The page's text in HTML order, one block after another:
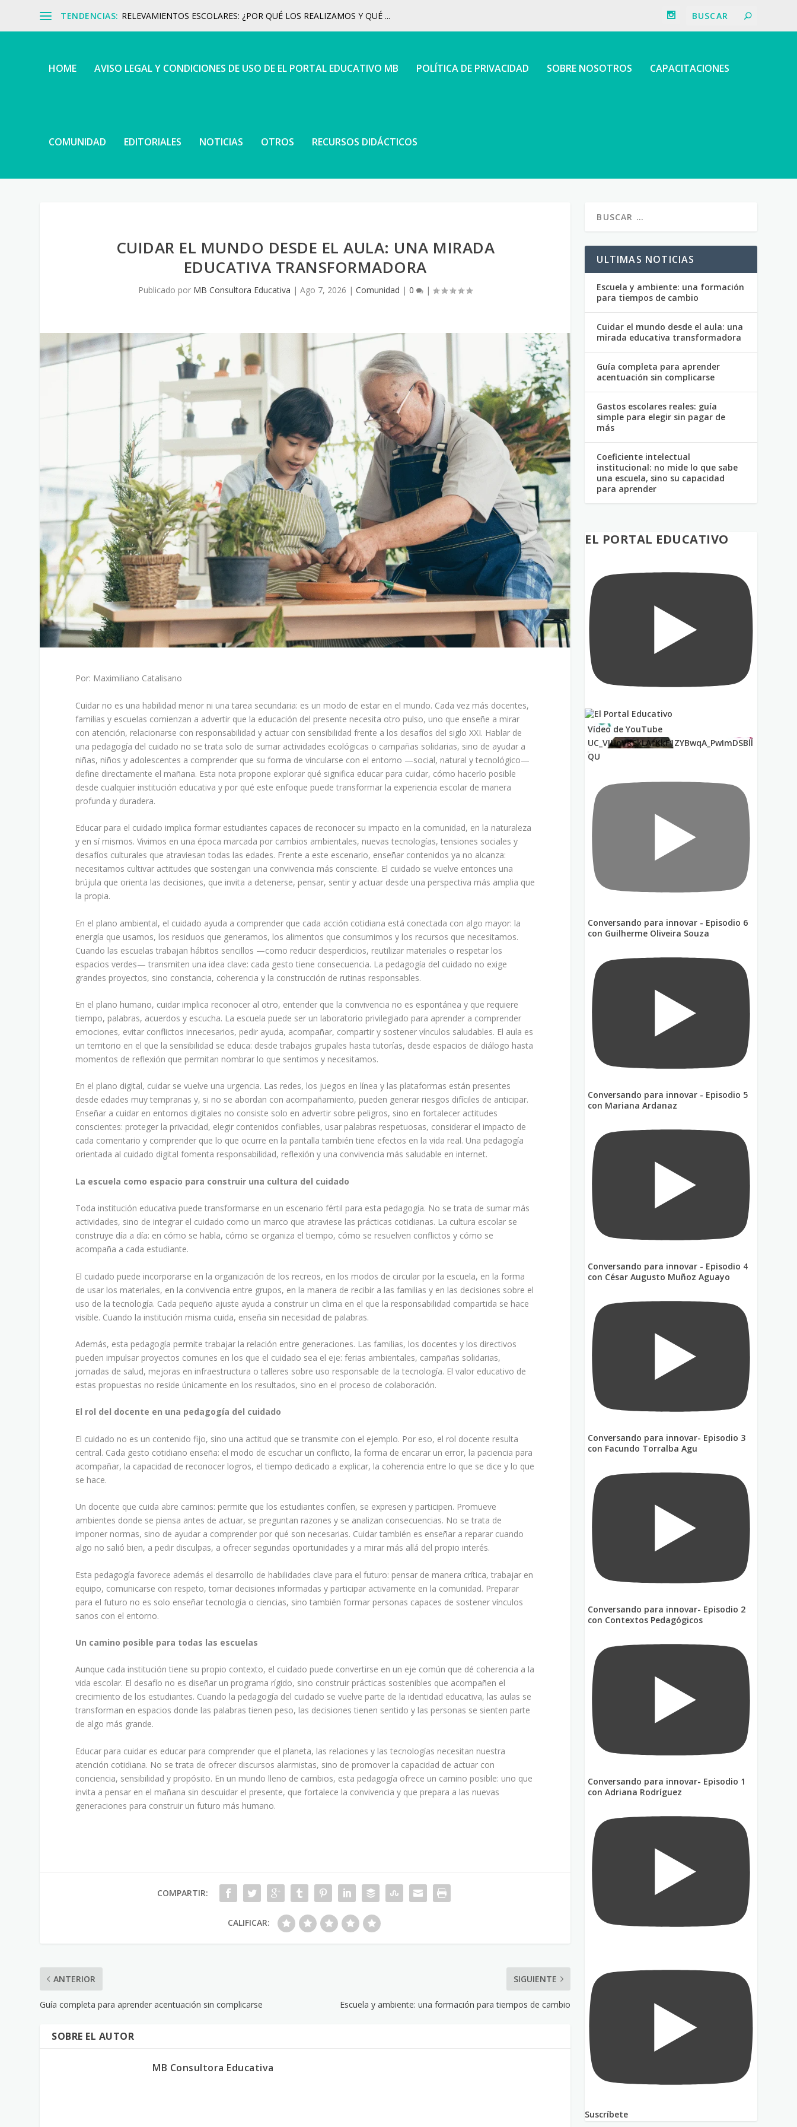
TENDENCIAS: RELEVAMIENTOS ESCOLARES: ¿POR QUÉ LOS REALIZAMOS Y QUÉ ...
HOME AVISO LEGAL Y CONDICIONES DE USO DE EL PORTAL EDUCATIVO MB POLÍTICA DE PRIVACIDAD SOBRE NOSOTROS CAPACITACIONES
COMUNIDAD EDITORIALES NOTICIAS OTROS RECURSOS DIDÁCTICOS
CUIDAR EL MUNDO DESDE EL AULA: UNA MIRADA
EDUCATIVA TRANSFORMADORA
Publicado por MB Consultora Educativa |Ago 7, 2026 |Comunidad |0 |
Por: Maximiliano Catalisano
Cuidar no es una habilidad menor ni una tarea secundaria: es un modo de estar en el mundo. Cada vez más docentes,
familias y escuelas comienzan a advertir que la educación del presente necesita otro pulso, uno que enseñe a mirar
con atención, relacionarse con responsabilidad y actuar con sensibilidad frente a los desafíos del siglo XXI. Hablar de
una pedagogía del cuidado no se trata solo de sumar actividades ecológicas o campañas solidarias, sino de ayudar a
niñas, niños y adolescentes a comprender que su forma de vincularse con el entorno —social, natural y tecnológico—
define directamente el mañana. Esta nota propone explorar qué significa educar para cuidar, cómo hacerlo posible
desde cualquier institución educativa y por qué este enfoque puede transformar la experiencia escolar de manera
profunda y duradera.
Educar para el cuidado implica formar estudiantes capaces de reconocer su impacto en la comunidad, en la naturaleza
y en sí mismos. Vivimos en una época marcada por cambios ambientales, nuevas tecnologías, tensiones sociales y
desafíos culturales que atraviesan todas las edades. Frente a este escenario, enseñar contenidos ya no alcanza:
necesitamos cultivar actitudes que sostengan una convivencia más consciente. El cuidado se vuelve entonces una
brújula que orienta las decisiones, que invita a detenerse, pensar, sentir y actuar desde una perspectiva más amplia que
la propia.
En el plano ambiental, el cuidado ayuda a comprender que cada acción cotidiana está conectada con algo mayor: la
energía que usamos, los residuos que generamos, los alimentos que consumimos y los recursos que necesitamos.
Cuando las escuelas trabajan hábitos sencillos —como reducir desperdicios, reutilizar materiales o respetar los
espacios verdes— transmiten una idea clave: cada gesto tiene consecuencia. La pedagogía del cuidado no exige
grandes proyectos, sino constancia, coherencia y la construcción de rutinas responsables.
En el plano humano, cuidar implica reconocer al otro, entender que la convivencia no es espontánea y que requiere
tiempo, palabras, acuerdos y escucha. La escuela puede ser un laboratorio privilegiado para aprender a comprender
emociones, evitar conflictos innecesarios, pedir ayuda, acompañar, compartir y sostener vínculos saludables. El aula es
un territorio en el que la sensibilidad se educa: desde trabajos grupales hasta tutorías, desde espacios de diálogo hasta
momentos de reflexión que permitan nombrar lo que sentimos y necesitamos.
En el plano digital, cuidar se vuelve una urgencia. Las redes, los juegos en línea y las plataformas están presentes
desde edades muy tempranas y, si no se abordan con acompañamiento, pueden generar riesgos difíciles de anticipar.
Enseñar a cuidar en entornos digitales no consiste solo en advertir sobre peligros, sino en fortalecer actitudes
conscientes: proteger la privacidad, elegir contenidos confiables, usar palabras respetuosas, considerar el impacto de
cada comentario y comprender que lo que ocurre en la pantalla también tiene efectos en la vida real. Una pedagogía
orientada al cuidado digital fomenta responsabilidad, reflexión y una convivencia más saludable en internet.
La escuela como espacio para construir una cultura del cuidado
Toda institución educativa puede transformarse en un escenario fértil para esta pedagogía. No se trata de sumar más
actividades, sino de integrar el cuidado como un marco que atraviese las prácticas cotidianas. La cultura escolar se
construye día a día: en cómo se habla, cómo se organiza el tiempo, cómo se resuelven conflictos y cómo se
acompaña a cada estudiante.
El cuidado puede incorporarse en la organización de los recreos, en los modos de circular por la escuela, en la forma
de usar los materiales, en la convivencia entre grupos, en la manera de recibir a las familias y en las decisiones sobre el
uso de la tecnología. Cada pequeño ajuste ayuda a construir un clima en el que la responsabilidad compartida se hace
visible. Cuando la institución misma cuida, enseña sin necesidad de palabras.
Además, esta pedagogía permite trabajar la relación entre generaciones. Las familias, los docentes y los directivos
pueden impulsar proyectos comunes en los que el cuidado sea el eje: ferias ambientales, campañas solidarias,
jornadas de salud, mejoras en infraestructura o talleres sobre uso responsable de la tecnología. El valor educativo de
estas propuestas no reside únicamente en los resultados, sino en el proceso de colaboración.
El rol del docente en una pedagogía del cuidado
El cuidado no es un contenido fijo, sino una actitud que se transmite con el ejemplo. Por eso, el rol docente resulta
central. Cada gesto cotidiano enseña: el modo de escuchar un conflicto, la forma de encarar un error, la paciencia para
acompañar, la capacidad de reconocer logros, el tiempo dedicado a explicar, la coherencia entre lo que se dice y lo que
se hace.
Un docente que cuida abre caminos: permite que los estudiantes confíen, se expresen y participen. Promueve
ambientes donde se piensa antes de actuar, se preguntan razones y se analizan consecuencias. No se trata de
imponer normas, sino de ayudar a comprender por qué son necesarias. Cuidar también es enseñar a reparar cuando
algo no salió bien, a pedir disculpas, a ofrecer segundas oportunidades y a mirar más allá del propio interés.
Esta pedagogía favorece además el desarrollo de habilidades clave para el futuro: pensar de manera crítica, trabajar en
equipo, comunicarse con respeto, tomar decisiones informadas y participar activamente en la comunidad. Preparar
para el futuro no es solo enseñar tecnología o ciencias, sino también formar personas capaces de sostener vínculos
sanos con el entorno.
Un camino posible para todas las escuelas
Aunque cada institución tiene su propio contexto, el cuidado puede convertirse en un eje común que dé coherencia a la
vida escolar. El desafío no es diseñar un programa rígido, sino construir prácticas sostenibles que acompañen el
crecimiento de los estudiantes. Cuando la pedagogía del cuidado se vuelve parte de la identidad educativa, las aulas se
transforman en espacios donde las palabras tienen peso, las decisiones tienen sentido y las personas se sienten parte
de algo más grande.
Educar para cuidar es educar para comprender que el planeta, las relaciones y las tecnologías necesitan nuestra
atención cotidiana. No se trata de ofrecer discursos alarmistas, sino de promover la capacidad de actuar con
conciencia, sensibilidad y propósito. En un mundo lleno de cambios, esta pedagogía ofrece un camino posible: uno que
invita a pensar en el mañana sin descuidar el presente, que fortalece la convivencia y que prepara a las nuevas
generaciones para construir un futuro más humano.
COMPARTIR:
CALIFICAR:
ANTERIOR
Guía completa para aprender acentuación sin complicarse
SIGUIENTE
Escuela y ambiente: una formación para tiempos de cambio
SOBRE EL AUTOR
MB Consultora Educativa
ULTIMAS NOTICIAS
Escuela y ambiente: una formación
para tiempos de cambio
Cuidar el mundo desde el aula: una
mirada educativa transformadora
Guía completa para aprender
acentuación sin complicarse
Gastos escolares reales: guía
simple para elegir sin pagar de
más
Coeficiente intelectual
institucional: no mide lo que sabe
una escuela, sino su capacidad
para aprender
EL PORTAL EDUCATIVO
Vídeo de YouTube
UC_VIUnVRSkLAfKkF1ZYBwqA_PwImDSBll
QU
Conversando para innovar - Episodio 6
con Guilherme Oliveira Souza
Conversando para innovar - Episodio 5
con Mariana Ardanaz
Conversando para innovar - Episodio 4
con César Augusto Muñoz Aguayo
Conversando para innovar- Episodio 3
con Facundo Torralba Agu
Conversando para innovar- Episodio 2
con Contextos Pedagógicos
Conversando para innovar- Episodio 1
con Adriana Rodríguez
Suscríbete